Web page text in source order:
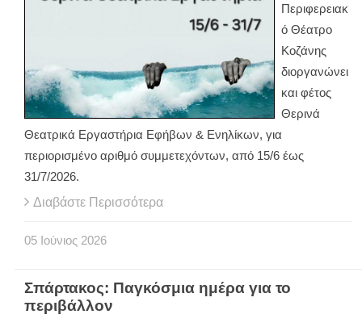
Περιφερειακ
ό Θέατρο
Κοζάνης
διοργανώνει
και φέτος
Θερινά
Θεατρικά Εργαστήρια Εφήβων & Ενηλίκων, για
περιορισμένο αριθμό συμμετεχόντων, από 15/6 έως
31/7/2026.
Διαβάστε Περισσότερα
05 Ιούνιος 2026
Σπάρτακος: Παγκόσμια ημέρα για το
περιβάλλον